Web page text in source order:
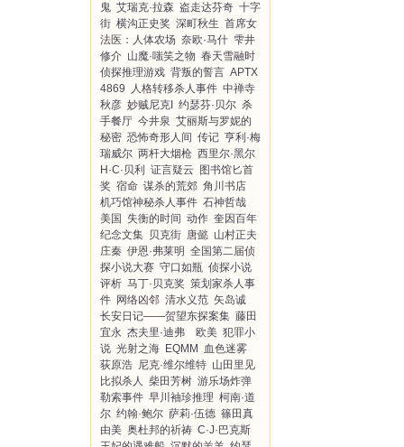
鬼 艾瑞克·拉森 盗走达芬奇 十字
街 横沟正史奖 深町秋生 首席女
法医：人体农场 奈欧·马什 雫井
修介 山魔·嗤笑之物 春天雪融时
侦探推理游戏 背叛的誓言 APTX
4869
人格转移杀人事件 中禅寺
秋彦 妙贼尼克I 约瑟芬·贝尔 杀
手餐厅 今井泉 艾丽斯与罗妮的
秘密 恐怖奇形人间 传记 亨利·梅
瑞威尔 两杆大烟枪 西里尔·黑尔
H·C·贝利
证言疑云
图书馆匕首
奖 宿命 谋杀的荒郊 角川书店
机巧馆神秘杀人事件 石神哲哉
美国
失衡的时间 动作 奎因百年
纪念文集 贝克街 唐懿 山村正夫
庄秦 伊恩·弗莱明 全国第二届侦
探小说大赛 守口如瓶 侦探小说
评析 马丁·贝克奖 策划家杀人事
件 网络凶邻 清水义范 矢岛诚
长安日记——贺望东探案集 藤田
宜永 杰夫里·迪弗 欧美 犯罪小
说 光射之海 EQMM
血色迷雾
荻原浩 尼克·维尔维特 山田里见
比拟杀人 柴田芳树 游乐场炸弹
勒索事件 早川袖珍推理 柯南·道
尔 约翰·鲍尔 萨莉·伍德 篠田真
由美 奥杜邦的祈祷 C·J·巴克斯